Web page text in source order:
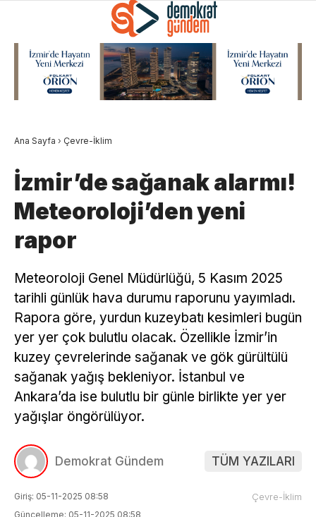
Ana Sayfa › Çevre-İklim
İzmir’de sağanak alarmı!
Meteoroloji’den yeni
rapor
Meteoroloji Genel Müdürlüğü, 5 Kasım 2025
tarihli günlük hava durumu raporunu yayımladı.
Rapora göre, yurdun kuzeybatı kesimleri bugün
yer yer çok bulutlu olacak. Özellikle İzmir’in
kuzey çevrelerinde sağanak ve gök gürültülü
sağanak yağış bekleniyor. İstanbul ve
Ankara’da ise bulutlu bir günle birlikte yer yer
yağışlar öngörülüyor.
Demokrat Gündem TÜM YAZILARI
Giriş: 05-11-2025 08:58
Güncelleme: 05-11-2025 08:58
Çevre-İklim